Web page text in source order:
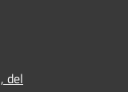
del